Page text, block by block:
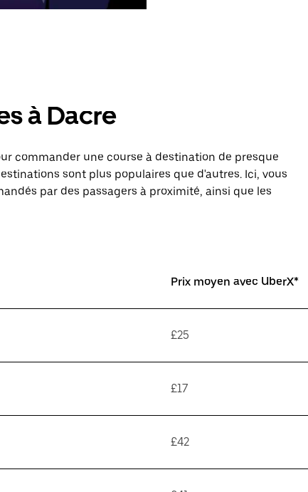
à Dacre
commander une course à destination de presque
sont plus populaires que d'autres. Ici, vous
par des passagers à proximité, ainsi que les
Prix moyen avec UberX*
£25
£17
£42